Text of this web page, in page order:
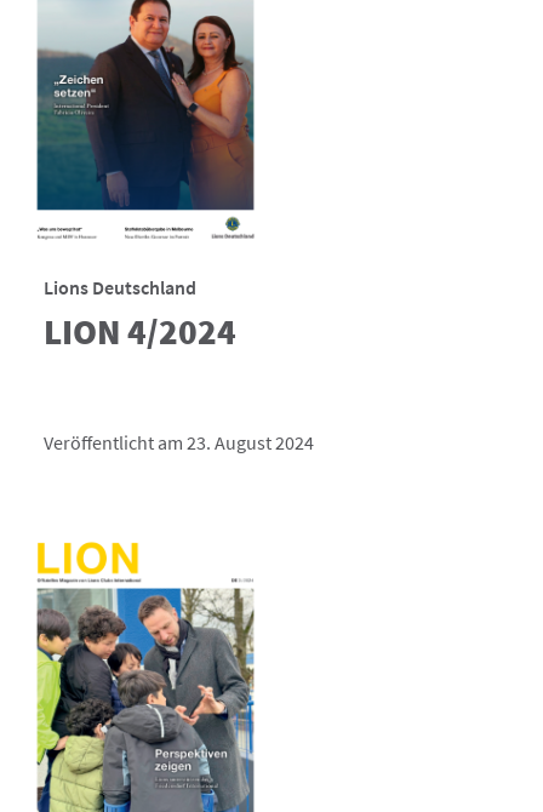
Lions Deutschland
LION 4/2024
Veröffentlicht am 23. August 2024